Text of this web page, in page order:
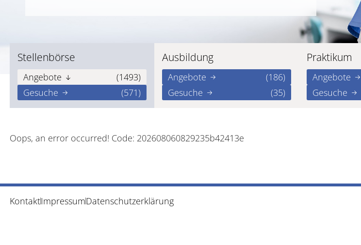
Stellenbörse
Angebote
(1493)
Gesuche
(571)
Ausbildung
Angebote
(186)
Gesuche
(35)
Praktikum
Angebote
Gesuche
Oops, an error occurred! Code: 202608060829235b42413e
KontaktImpressumDatenschutzerklärung